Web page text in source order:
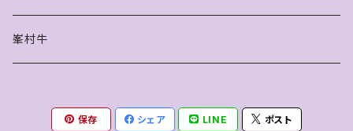
峯村牛
保存 シェア LINE ポスト